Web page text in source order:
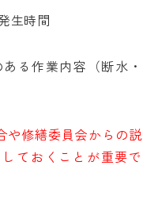
生時間
る作業内容（断水・
や修繕委員会からの説
ておくことが重要で